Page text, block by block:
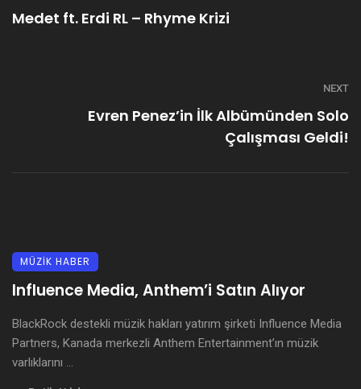
Medet ft. Erdi RL – Rhyme Krizi
NEXT
Evren Penez’in İlk Albümünden Solo
Çalışması Geldi!
MÜZİK HABER
Influence Media, Anthem’i Satın Alıyor
BlackRock destekli müzik hakları yatırım şirketi Influence Media
Partners, Kanada merkezli Anthem Entertainment’ın müzik
varlıklarını ...